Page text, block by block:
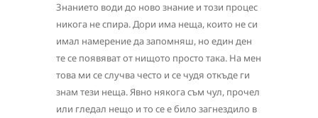
Знанието води до ново знание и този процес
никога не спира. Дори има неща, които не си
имал намерение да запомняш, но един ден
те се появяват от нищото просто така. На мен
това ми се случва често и се чудя откъде ги
знам тези неща. Явно някога съм чул, прочел
или гледал нещо и то се е било загнездило в